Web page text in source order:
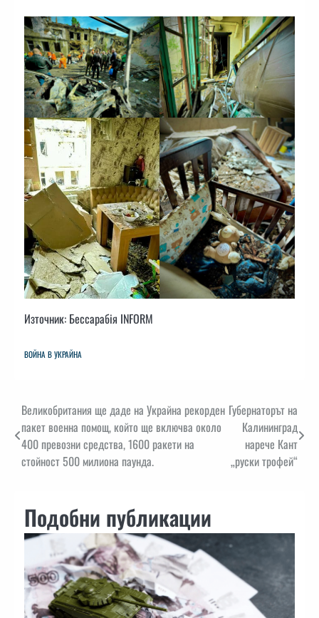
Източник: Бессарабія INFORM
ВОЙНА В УКРАЙНА
Навигация
Великобритания ще даде на Украйна рекорден
пакет военна помощ, който ще включва около
400 превозни средства, 1600 ракети на
стойност 500 милиона паунда.
Губернаторът на
Калининград
нарече Кант
„руски трофей“
Подобни публикации